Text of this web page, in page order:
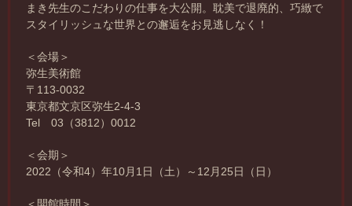
まき先生のこだわりの仕事を大公開。耽美で退廃的、巧緻で
スタイリッシュな世界との邂逅をお見逃しなく！
＜会場＞
弥生美術館
〒113-0032
東京都文京区弥生2-4-3
Tel 03（3812）0012
＜会期＞
2022（令和4）年10月1日（土）～12月25日（日）
＜開館時間＞